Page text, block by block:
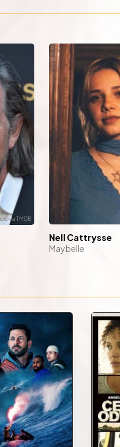
Nell Cattrysse
Maybelle